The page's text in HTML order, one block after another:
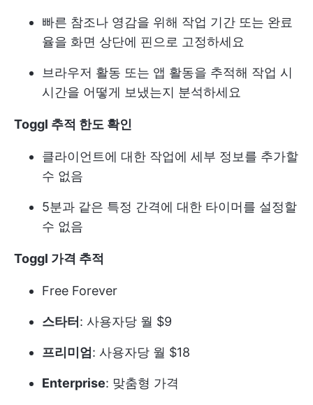
빠른 참조나 영감을 위해 작업 기간 또는 완료
율을 화면 상단에 핀으로 고정하세요
브라우저 활동 또는 앱 활동을 추적해 작업 시
시간을 어떻게 보냈는지 분석하세요
Toggl 추적 한도 확인
클라이언트에 대한 작업에 세부 정보를 추가할
수 없음
5분과 같은 특정 간격에 대한 타이머를 설정할
수 없음
Toggl 가격 추적
Free Forever
스타터 : 사용자당 월 $9
프리미엄 : 사용자당 월 $18
Enterprise: 맞춤형 가격